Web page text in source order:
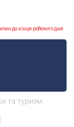
до кінця робочого дня
та туризм